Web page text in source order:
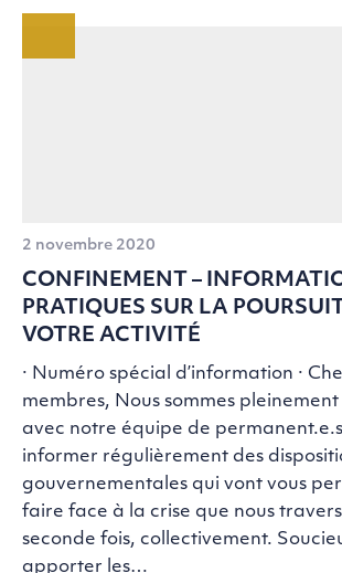
2 novembre 2020
CONFINEMENT –
PRATIQUES SUR LA
VOTRE ACTIVITÉ
· Numéro spécial d’information ·
membres, Nous sommes pleinement
avec notre équipe de
informer régulièrement des
gouvernementales qui vont vous
faire face à la crise que nous
seconde fois, collectivement.
apporter les…